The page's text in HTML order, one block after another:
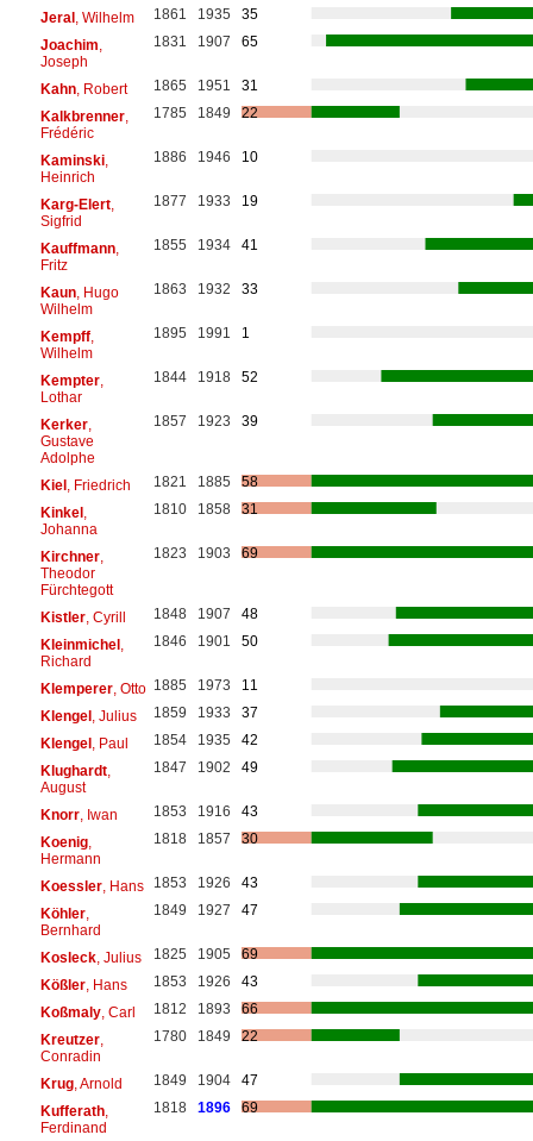
Jeral, Wilhelm 1861 1935
35
Joachim
Joseph
1831 1907 65
Kahn, Robert 1865 1951
31
Kalkbrenner,
Frédéric
1785 1849 22
Kaminski,
Heinrich
1886 1946 10
Karg-Elert,
Sigfrid
1877 1933 19
Kauffmann,
Fritz
1855 1934 41
Kaun, Hugo
Wilhelm
1863 1932 33
Kempff,
Wilhelm
1895 1991 1
Kempter,
Lothar
1844 1918 52
Kerker,
Gustave
Adolphe
1857 1923 39
Kiel, Friedrich 1821 1885
58
Kinkel,
Johanna
1810 1858 31
Kirchner,
Theodor
Fürchtegott
1823 1903 69
Kistler, Cyrill 1848 1907
48
Kleinmichel,
Richard
1846 1901 50
Klemperer, Otto 1885 1973
11
Klengel, Julius 1859 1933
37
Klengel, Paul 1854 1935
42
Klughardt,
August
1847 1902 49
Knorr, Iwan 1853 1916
43
Koenig,
Hermann
1818 1857 30
Koessler, Hans 1853 1926
43
Köhler,
Bernhard
1849 1927 47
Kosleck, Julius 1825 1905
69
Kößler, Hans 1853 1926
43
Koßmaly, Carl 1812 1893
66
Kreutzer,
Conradin
1780 1849 22
Krug, Arnold 1849 1904
47
Kufferath,
Ferdinand
1818 1896 69